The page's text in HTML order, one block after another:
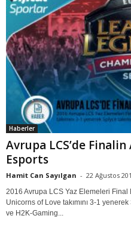
Haberler
Avrupa LCS’de Finalin
Esports
Hamit Can Sayılgan - 22 Ağustos
2016 Avrupa LCS Yaz Elemeleri
Unicorns of Love takımını 3-1
ve H2K-Gaming...